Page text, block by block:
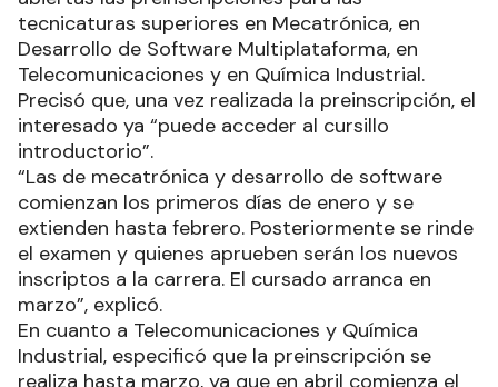
tecnicaturas superiores en Mecatrónica, en
Desarrollo de Software Multiplataforma, en
Telecomunicaciones y en Química Industrial.
Precisó que, una vez realizada la preinscripción, el
interesado ya “puede acceder al cursillo
introductorio”.
“Las de mecatrónica y desarrollo de software
comienzan los primeros días de enero y se
extienden hasta febrero. Posteriormente se rinde
el examen y quienes aprueben serán los nuevos
inscriptos a la carrera. El cursado arranca en
marzo”, explicó.
En cuanto a Telecomunicaciones y Química
Industrial, especificó que la preinscripción se
realiza hasta marzo, ya que en abril comienza el